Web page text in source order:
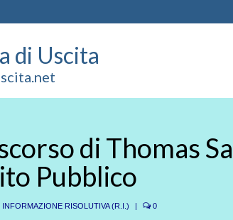
di Uscita
di Thomas
Pubblico
INFORMAZIONE RISOLUTIVA (R.I.) | 0